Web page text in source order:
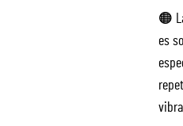
🟠
es